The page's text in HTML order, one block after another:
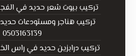
تركيب بيوت شعر حديد في الفجيرة
تركيب هناجر ومستودعات
0503163139
تركيب درابزين حديد في راس الخيمة